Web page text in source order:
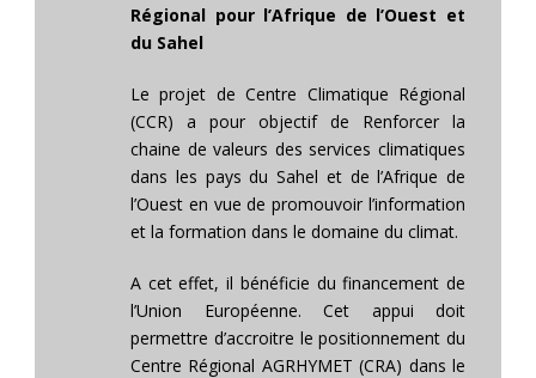
Régional pour l’Afrique de l’Ouest et
du Sahel
Le projet de Centre Climatique Régional
(CCR) a pour objectif de Renforcer la
chaine de valeurs des services climatiques
dans les pays du Sahel et de l’Afrique de
l’Ouest en vue de promouvoir l’information
et la formation dans le domaine du climat.
A cet effet, il bénéficie du financement de
l’Union Européenne. Cet appui doit
permettre d’accroitre le positionnement du
Centre Régional AGRHYMET (CRA) dans le